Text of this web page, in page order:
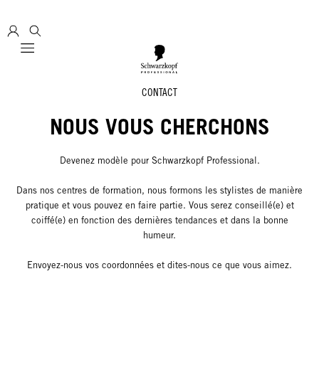
Mobile navigation
CONTACT
NOUS VOUS CHERCHONS
Devenez modèle pour Schwarzkopf Professional.
Dans nos centres de formation, nous formons les stylistes de manière
pratique et vous pouvez en faire partie. Vous serez conseillé(e) et
coiffé(e) en fonction des dernières tendances et dans la bonne
humeur.
Envoyez-nous vos coordonnées et dites-nous ce que vous aimez.